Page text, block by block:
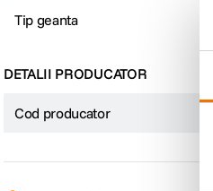
Tip geanta
DETALII PRODUCATOR
Cod producator